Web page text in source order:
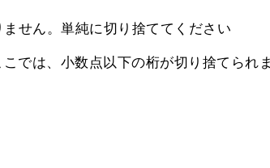
せん。単純に切り捨ててください
では、小数点以下の桁が切り捨てられ